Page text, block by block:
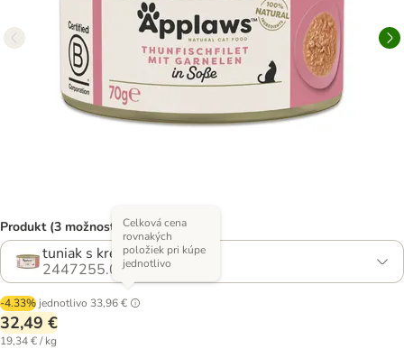
Produkt (3 možností)
tuniak s krevetami
2447255.0
-4.33% jednotlivo 33,96 €
Celková cena
rovnakých
položiek pri kúpe
jednotlivo
32,49 €
19,34 € / kg